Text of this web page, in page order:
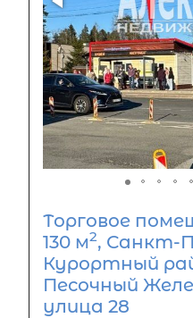
Торговое
130 м2, Санкт-
Курортный
Песочный
улица 28